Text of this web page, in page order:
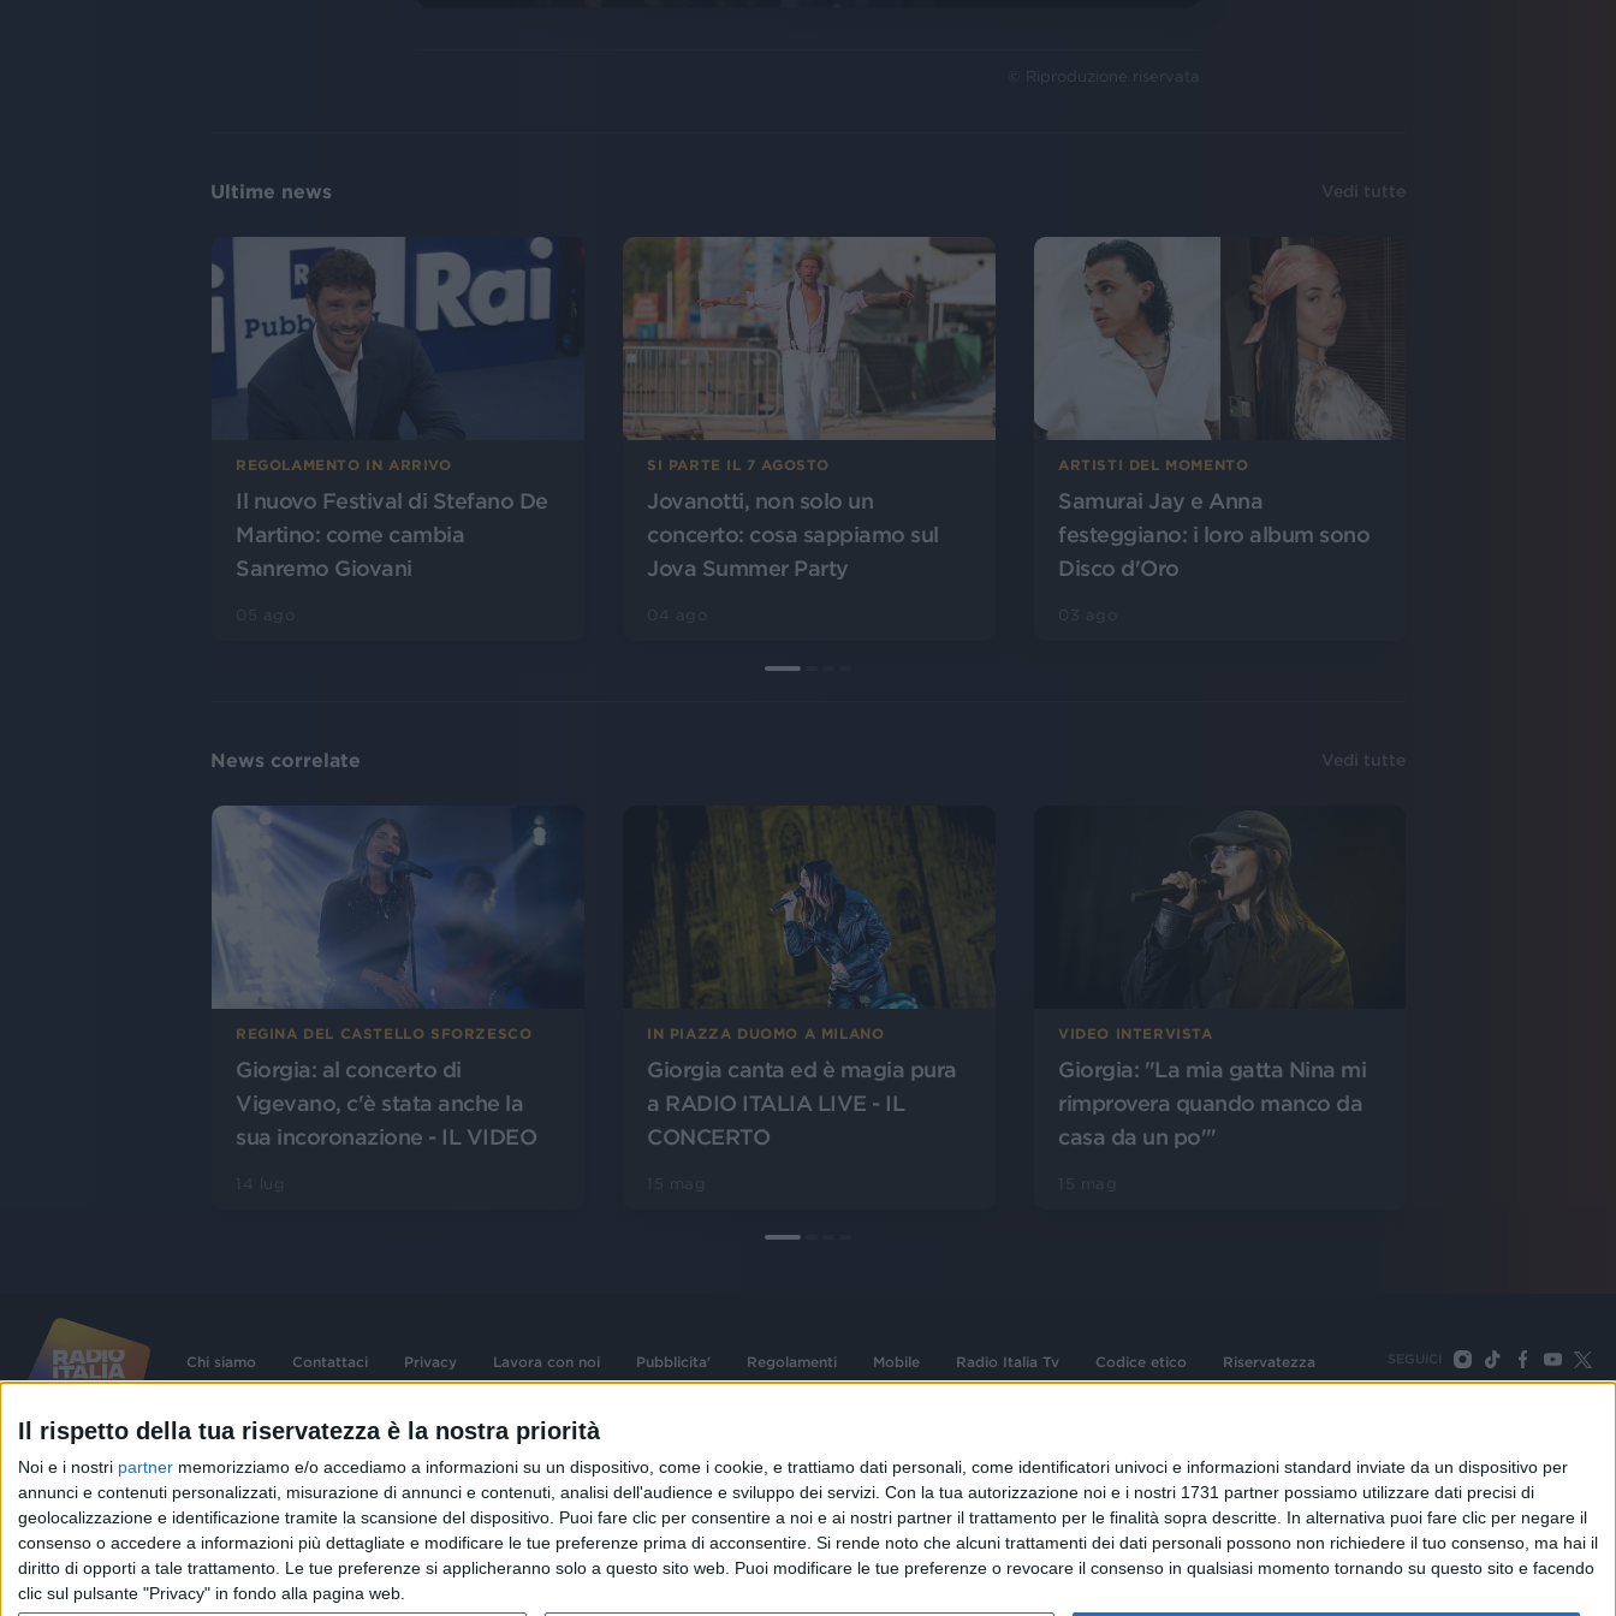
Il rispetto della tua riservatezza è la nostra priorità
Noi e i nostri partner memorizziamo e/o accediamo a informazioni su un dispositivo, come i cookie, e trattiamo dati personali, come identificatori univoci e informazioni standard inviate da un dispositivo per
annunci e contenuti personalizzati, misurazione di annunci e contenuti, analisi dell'audience e sviluppo dei servizi. Con la tua autorizzazione noi e i nostri 1731 partner possiamo utilizzare dati precisi di
geolocalizzazione e identificazione tramite la scansione del dispositivo. Puoi fare clic per consentire a noi e ai nostri partner il trattamento per le finalità sopra descritte. In alternativa puoi fare clic per negare il
consenso o accedere a informazioni più dettagliate e modificare le tue preferenze prima di acconsentire. Si rende noto che alcuni trattamenti dei dati personali possono non richiedere il tuo consenso, ma hai il
diritto di opporti a tale trattamento. Le tue preferenze si applicheranno solo a questo sito web. Puoi modificare le tue preferenze o revocare il consenso in qualsiasi momento tornando su questo sito e facendo
clic sul pulsante "Privacy" in fondo alla pagina web.
© Riproduzione riservata
Ultime news Vedi tutte
REGOLAMENTO IN ARRIVO
Il nuovo Festival di Stefano De
Martino: come cambia
Sanremo Giovani
SI PARTE IL 7 AGOSTO
Jovanotti, non solo un
concerto: cosa sappiamo sul
Jova Summer Party
ARTISTI DEL MOMENTO
Samurai Jay e Anna
festeggiano: i loro album sono
Disco d'Oro
News correlate Vedi tutte
REGINA DEL CASTELLO SFORZESCO
Giorgia: al concerto di
Vigevano, c'è stata anche la
sua incoronazione - IL VIDEO
IN PIAZZA DUOMO A MILANO
Giorgia canta ed è magia pura
a RADIO ITALIA LIVE - IL
CONCERTO
VIDEO INTERVISTA
Giorgia: "La mia gatta Nina mi
rimprovera quando manco da
casa da un po'"
Chi siamo Contattaci Privacy Lavora con noi Pubblicita' Regolamenti Mobile Radio Italia Tv Codice etico Riservatezza SEGUICI
contenute nel sito sono stati assolti gli obblighi derivanti dalla normativa dei diritti d'autore e dei diritti
Capitale Sociale € 580.000,00 interamente versato. Iscr. Reg. Imprese Milano - C.F. e n° iscrizione
06832230152. Iscritta al R.E.A. di Milano al n° 1125258. Testata giornalistica Registrata n°286 - 3 Aprile
1987.
02 25444220
Sede Legale: Via Savona 97, 20144 Milano